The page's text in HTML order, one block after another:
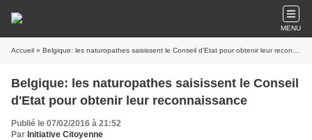
MENU
Accueil » Belgique: les naturopathes saisissent le Conseil d'Etat pour obtenir leur reconnaissance
Belgique: les naturopathes saisissent le Conseil
d'Etat pour obtenir leur reconnaissance
Publié le 07/02/2016 à 21:52
Par Initiative Citoyenne